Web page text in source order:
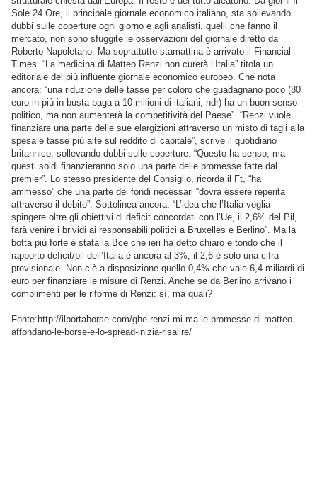
Sole 24 Ore, il principale giornale economico italiano, sta sollevando
dubbi sulle coperture ogni giorno e agli analisti, quelli che fanno il
mercato, non sono sfuggite le osservazioni del giornale diretto da
Roberto Napoletano. Ma soprattutto stamattina è arrivato il Financial
Times. “La medicina di Matteo Renzi non curerà l’Italia” titola un
editoriale del più influente giornale economico europeo. Che nota
ancora: “una riduzione delle tasse per coloro che guadagnano poco (80
euro in più in busta paga a 10 milioni di italiani, ndr) ha un buon senso
politico, ma non aumenterà la competitività del Paese”. “Renzi vuole
finanziare una parte delle sue elargizioni attraverso un misto di tagli alla
spesa e tasse più alte sul reddito di capitale”, scrive il quotidiano
britannico, sollevando dubbi sulle coperture. “Questo ha senso, ma
questi soldi finanzieranno solo una parte delle promesse fatte dal
premier”. Lo stesso presidente del Consiglio, ricorda il Ft, “ha
ammesso” che una parte dei fondi necessari “dovrà essere reperita
attraverso il debito”. Sottolinea ancora: “L’idea che l’Italia voglia
spingere oltre gli obiettivi di deficit concordati con l’Ue, il 2,6% del Pil,
farà venire i brividi ai responsabili politici a Bruxelles e Berlino”. Ma la
botta più forte è stata la Bce che ieri ha detto chiaro e tondo che il
rapporto deficit/pil dell’Italia è ancora al 3%, il 2,6 è solo una cifra
previsionale. Non c’è a disposizione quello 0,4% che vale 6,4 miliardi di
euro per finanziare le misure di Renzi. Anche se da Berlino arrivano i
complimenti per le riforme di Renzi: sì, ma quali?
Fonte:http://ilportaborse.com/ghe-renzi-mi-ma-le-promesse-di-matteo-
affondano-le-borse-e-lo-spread-inizia-risalire/